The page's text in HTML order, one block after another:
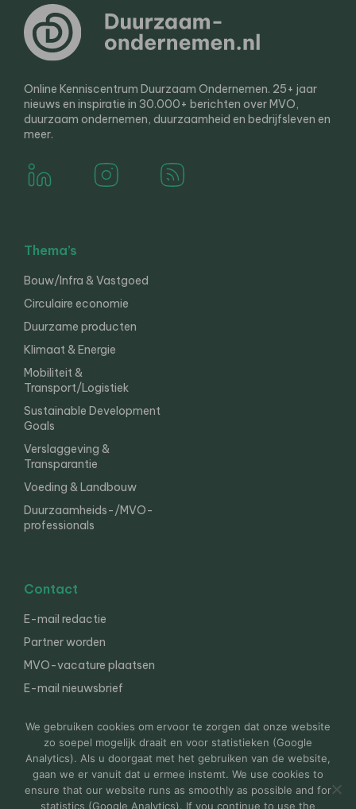
Online Kenniscentrum Duurzaam Ondernemen. 25+ jaar
nieuws en inspiratie in 30.000+ berichten over MVO,
duurzaam ondernemen, duurzaamheid en bedrijfsleven en
meer.
Thema’s
Bouw/Infra & Vastgoed
Circulaire economie
Duurzame producten
Klimaat & Energie
Mobiliteit &
Transport/Logistiek
Sustainable Development
Goals
Verslaggeving &
Transparantie
Voeding & Landbouw
Duurzaamheids-/MVO-
professionals
Contact
E-mail redactie
Partner worden
MVO-vacature plaatsen
E-mail nieuwsbrief
© 2000-2026 Van der Molen EIS Colofon
Disclaimer
Privacy
We gebruiken cookies om ervoor te zorgen dat onze website
zo soepel mogelijk draait en voor statistieken (Google
Analytics). Als u doorgaat met het gebruiken van de website,
gaan we er vanuit dat u ermee instemt. We use cookies to
ensure that our website runs as smoothly as possible and for
statistics (Google Analytics). If you continue to use the